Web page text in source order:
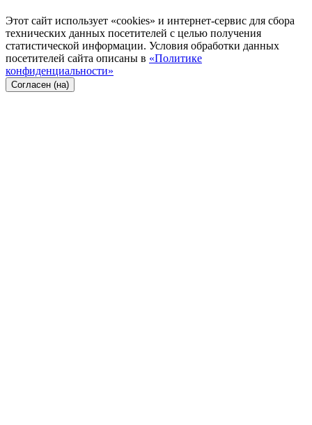
Этот сайт использует «cookies» и интернет-сервис для сбора
технических данных посетителей с целью получения
статистической информации. Условия обработки данных
посетителей сайта описаны в «Политике
конфиденциальности»
Согласен (на)